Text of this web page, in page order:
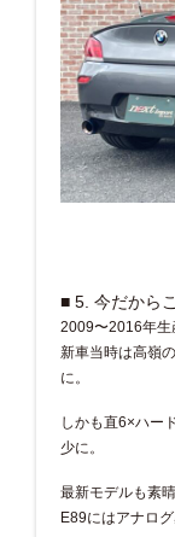
■ 5. 今だから
2009〜2016年生
新車当時は高嶺
に。
しかも直6×ハー
少に。
最新モデルも素
E89にはアナロ